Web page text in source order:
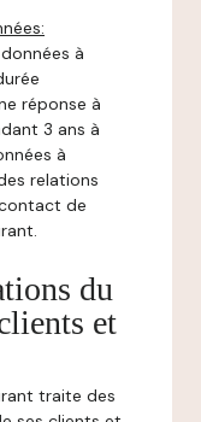
à
réponse à
3 ans à
à
relations
de
du
et
traite des